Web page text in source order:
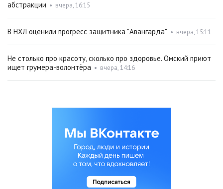
абстракции • вчера, 16:15
В НХЛ оценили прогресс защитника "Авангарда" • вчера, 15:11
Не столько про красоту, сколько про здоровье. Омский приют
ищет грумера-волонтёра • вчера, 14:16